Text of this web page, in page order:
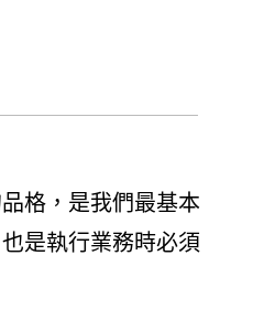
格，是我們最基本
是執行業務時必須